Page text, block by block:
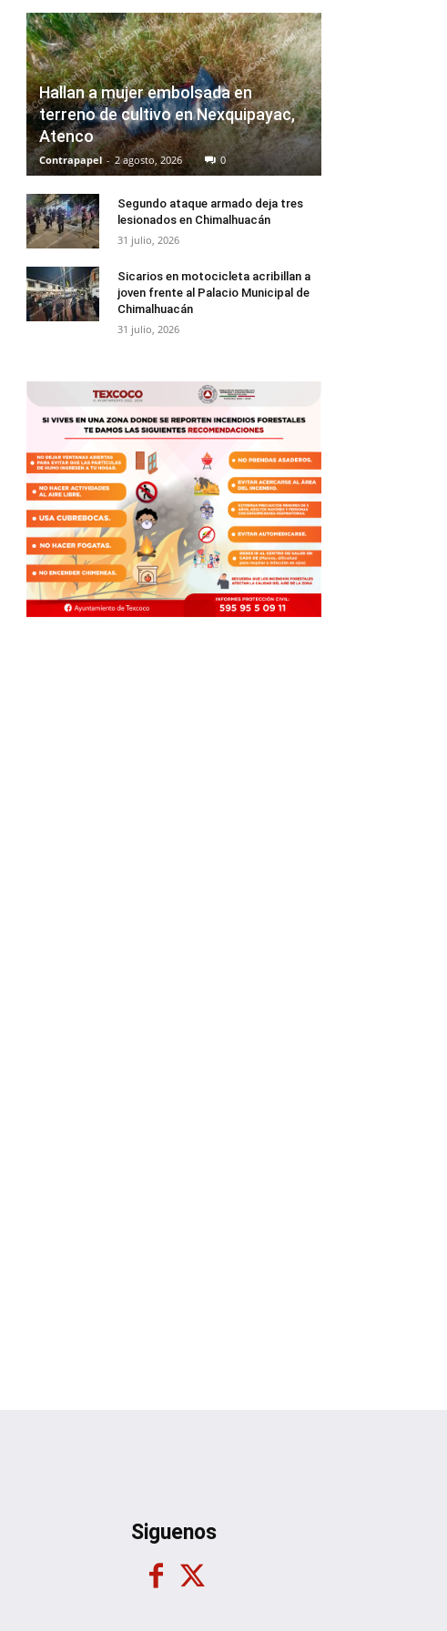
Hallan a mujer embolsada en
terreno de cultivo en Nexquipayac,
Atenco
Contrapapel - 2 agosto, 2026 0
Segundo ataque armado deja tres
lesionados en Chimalhuacán
31 julio, 2026
Sicarios en motocicleta acribillan a
joven frente al Palacio Municipal de
Chimalhuacán
31 julio, 2026
Siguenos